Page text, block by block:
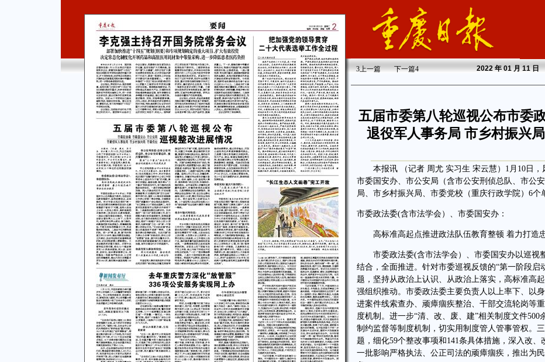
3上一篇 下一篇4 2022年 01 月 11
五届市委第八轮巡视公布市委
退役军人事务局 市乡村振兴
本报讯 （记者 周尤 实习生 宋云慧）1月10日，
市委国安办、市公安局（含市公安刑侦总队、市公
局、市乡村振兴局、市委党校（重庆行政学院）6个
市委政法委(含市法学会）、市委国安办：
高标准高起点推进政法队伍教育整顿 着力打造
市委政法委(含市法学会）、市委国安办以巡视
结合，全面推进。针对市委巡视反馈的“第一阶段启
题，坚持从政治上认识、从政治上落实，高标准高
强组织推动。市委政法委主要负责人以上率下、以
进案件线索查办、顽瘴痼疾整治、干部交流轮岗等
度机制。进一步“清、改、废、建”相关制度文件
制约监督等制度机制，切实用制度管人管事管权。
题，细化59个整改事项和141条具体措施，深入改
一批影响严格执法、公正司法的顽瘴痼疾，推出为